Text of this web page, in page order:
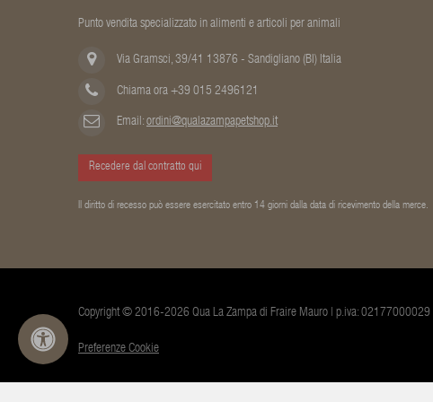
Punto vendita specializzato in alimenti e articoli per animali
Via Gramsci, 39/41 13876 - Sandigliano (BI) Italia
Chiama ora +39 015 2496121
Email: ordini@qualazampapetshop.it
Recedere dal contratto qui
Il diritto di recesso può essere esercitato entro 14 giorni dalla data di ricevimento della merce.
Copyright © 2016-2026 Qua La Zampa di Fraire Mauro | p.iva: 02177000029 |
Preferenze Cookie